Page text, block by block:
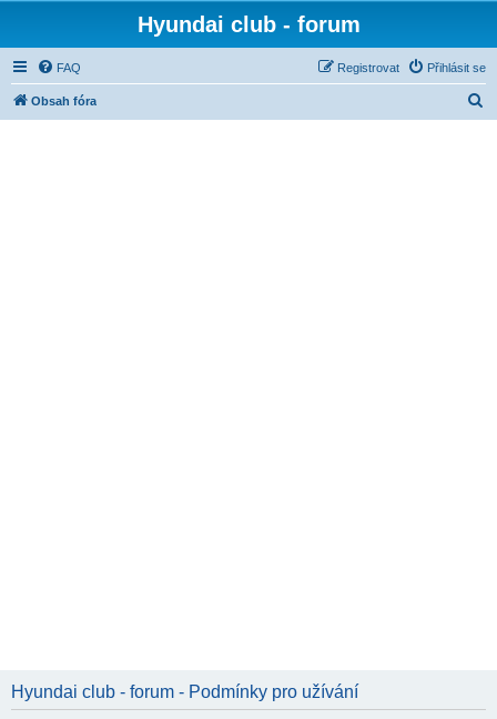
Hyundai club - forum
FAQ Přihlásit se
Registrovat
Obsah fóra
Hyundai club - forum - Podmínky pro užívání